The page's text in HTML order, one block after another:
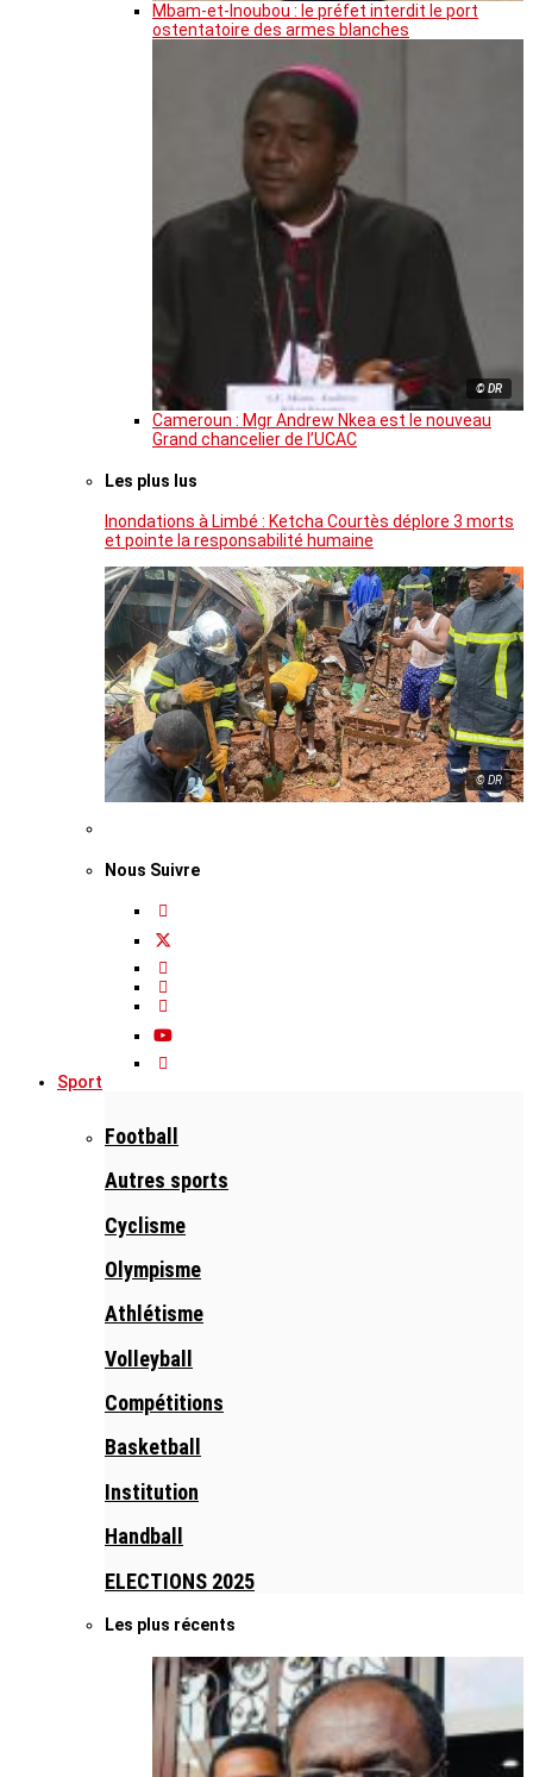
Mbam-et-Inoubou : le préfet interdit le port
ostentatoire des armes blanches
© DR
Cameroun : Mgr Andrew Nkea est le nouveau
Grand chancelier de l’UCAC
Les plus lus
Inondations à Limbé : Ketcha Courtès déplore 3 morts
et pointe la responsabilité humaine
© DR
Nous Suivre
Sport
Football
Autres sports
Cyclisme
Olympisme
Athlétisme
Volleyball
Compétitions
Basketball
Institution
Handball
ELECTIONS 2025
Les plus récents